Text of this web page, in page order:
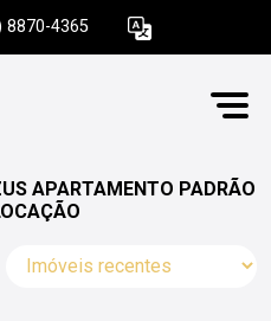
8870-4365
APARTAMENTO PADRÃO